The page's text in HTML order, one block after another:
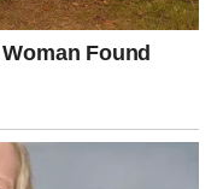
koraku.